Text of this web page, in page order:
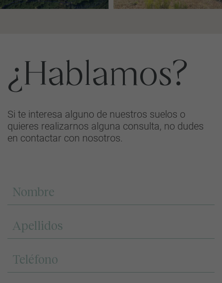
¿Hablamos?
Si te interesa alguno de nuestros suelos o
quieres realizarnos alguna consulta, no dudes
en contactar con nosotros.